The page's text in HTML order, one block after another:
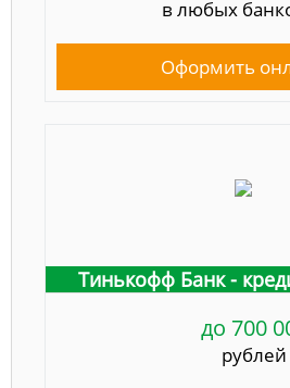
в любых
Оформить
Тинькофф Банк -
до 700
рублей